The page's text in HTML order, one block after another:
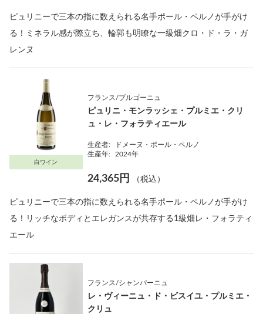
ピュリニーで三本の指に数えられる名手ポール・ペルノが手がけ
る！ミネラル感が際立ち、輪郭も明瞭な一級畑クロ・ド・ラ・ガ
レンヌ
白ワイン
フランス/ブルゴーニュ
ピュリニ・モンラッシェ・プルミエ・クリ
ュ・レ・フォラティエール
生産者:
ドメーヌ・ポール・ペルノ
生産年:
2024年
24,365円 （税込）
ピュリニーで三本の指に数えられる名手ポール・ペルノが手がけ
る！リッチなボディとエレガンスが共存する1級畑レ・フォラティ
エール
フランス/シャンパーニュ
レ・ヴィーニュ・ド・ビスイユ・プルミエ・
クリュ